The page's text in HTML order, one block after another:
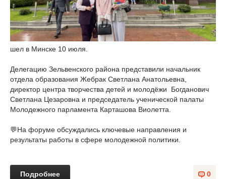
шел в Минске 10 июля.
Делегацию Зельвенского района представили начальник
отдела образования Жебрак Светлана Анатольевна,
директор центра творчества детей и молодёжи Богданович
Светлана Цезаровна и председатель ученической палаты
Молодежного парламента Карташова Виолетта.
💬На форуме обсуждались ключевые направления и
результаты работы в сфере молодежной политики.
0
Подробнее